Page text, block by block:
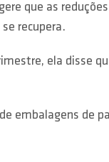
que as
recupera.
ela disse
embalagens de